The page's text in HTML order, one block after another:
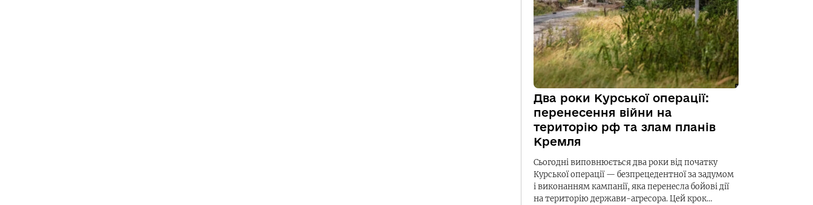
Два роки Курської операції:
перенесення війни на
територію рф та злам планів
Кремля
Сьогодні виповнюється два роки від початку
Курської операції — безпрецедентної за задумом
і виконанням кампанії, яка перенесла бойові дії
на територію держави-агресора. Цей крок…